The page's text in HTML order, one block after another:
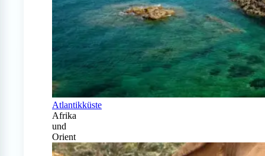
Atlantikküste
Afrika
und
Orient